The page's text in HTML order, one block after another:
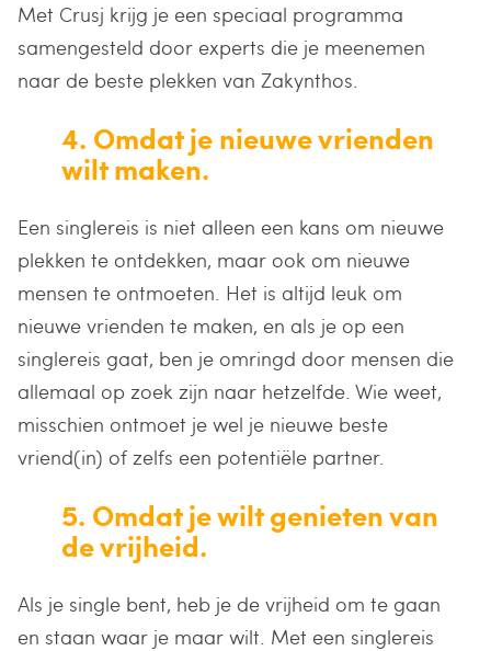
Met Crusj krijg je een speciaal programma
samengesteld door experts die je meenemen
naar de beste plekken van Zakynthos.
4. Omdat je nieuwe vrienden
wilt maken.
Een singlereis is niet alleen een kans om nieuwe
plekken te ontdekken, maar ook om nieuwe
mensen te ontmoeten. Het is altijd leuk om
nieuwe vrienden te maken, en als je op een
singlereis gaat, ben je omringd door mensen die
allemaal op zoek zijn naar hetzelfde. Wie weet,
misschien ontmoet je wel je nieuwe beste
vriend(in) of zelfs een potentiële partner.
5. Omdat je wilt genieten van
de vrijheid.
Als je single bent, heb je de vrijheid om te gaan
en staan waar je maar wilt. Met een singlereis